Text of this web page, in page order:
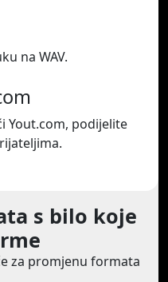
na WAV.
Yout.com, podijelite
s bilo koje
za promjenu formata